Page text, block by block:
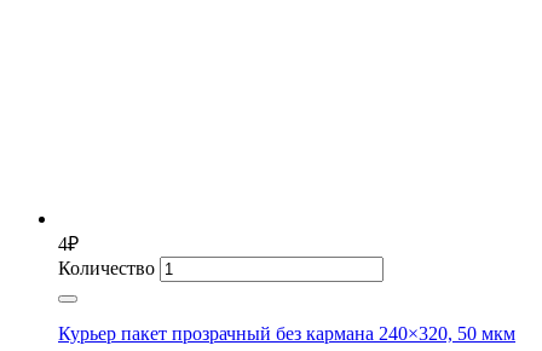
4₽
Количество
Курьер пакет прозрачный без кармана 240×320, 50 мкм